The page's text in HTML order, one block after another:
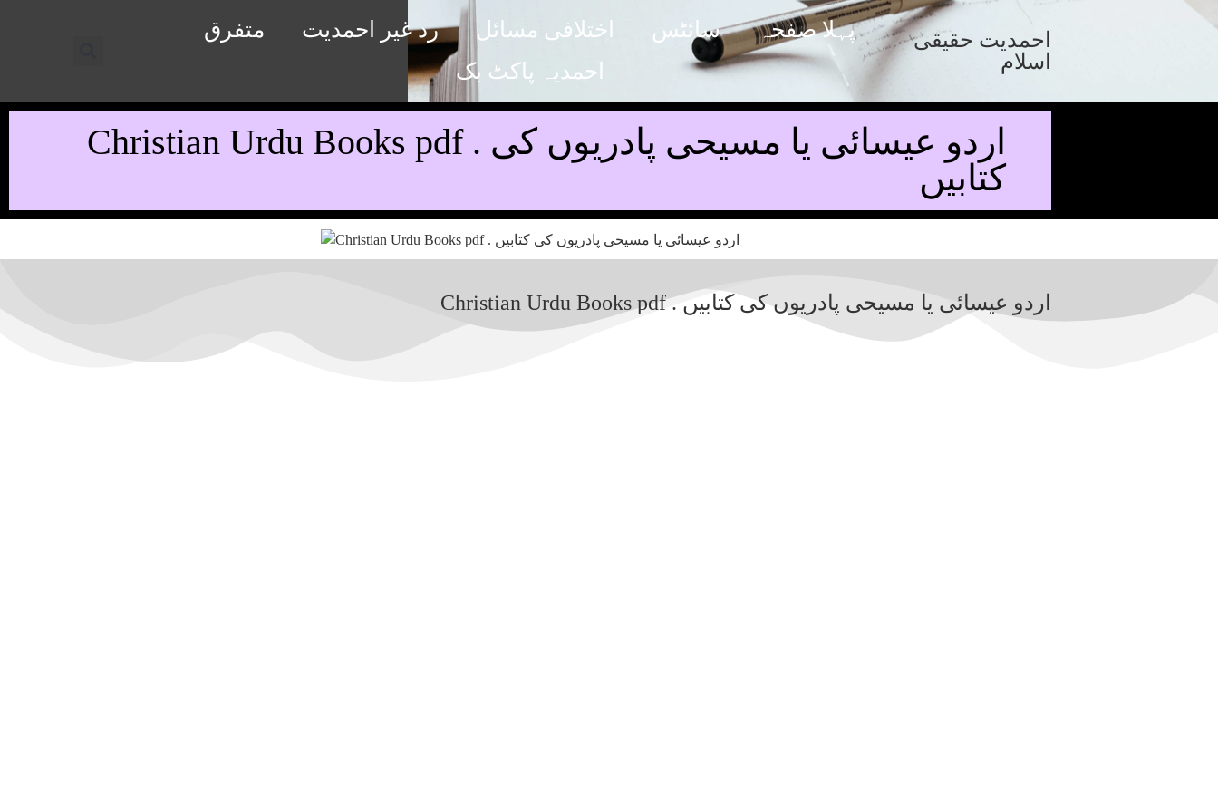
پہلا صفحہ سائٹس اختلافی مسائل رد غیر احمدیت
متفرق
احمدیہ پاکٹ بک
احمدیت حقیقی
اسلام
Christian Urdu Books pdf . اردو عیسائی یا مسیحی پادریوں کی
کتابیں
Christian Urdu Books pdf . اردو عیسائی یا مسیحی پادریوں کی کتابیں